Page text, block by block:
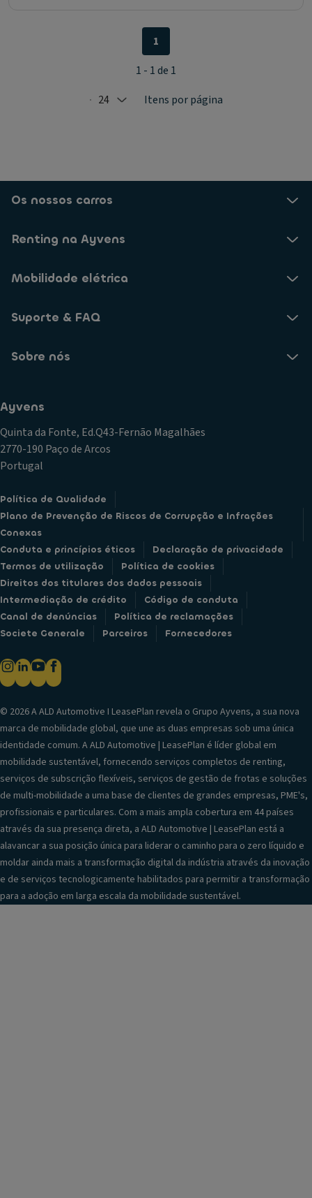
Selected: 24
24 Itens por página
1
1 - 1 de 1
Os nossos carros
Renting na Ayvens
Mobilidade elétrica
Suporte & FAQ
Sobre nós
Ayvens
Quinta da Fonte, Ed.Q43-Fernão Magalhães
2770-190 Paço de Arcos
Portugal
Política de Qualidade
Plano de Prevenção de Riscos de Corrupção e Infrações
Conexas
Conduta e princípios éticos
Declaração de privacidade
Termos de utilização
Política de cookies
Direitos dos titulares dos dados pessoais
Intermediação de crédito
Código de conduta
Canal de denúncias
Política de reclamações
Societe Generale
Parceiros Fornecedores
© 2026 A ALD Automotive I LeasePlan revela o Grupo Ayvens, a sua nova
marca de mobilidade global, que une as duas empresas sob uma única
identidade comum. A ALD Automotive | LeasePlan é líder global em
mobilidade sustentável, fornecendo serviços completos de renting,
serviços de subscrição flexíveis, serviços de gestão de frotas e soluções
de multi-mobilidade a uma base de clientes de grandes empresas, PME's,
profissionais e particulares. Com a mais ampla cobertura em 44 países
através da sua presença direta, a ALD Automotive | LeasePlan está a
alavancar a sua posição única para liderar o caminho para o zero líquido e
moldar ainda mais a transformação digital da indústria através da inovação
e de serviços tecnologicamente habilitados para permitir a transformação
para a adoção em larga escala da mobilidade sustentável.